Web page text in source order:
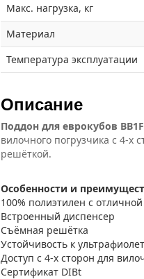
Макс. нагрузка, кг
Материал
Температура эксплуатации
Описание
Поддон для еврокубов
вилочного погрузчика с 4-х
решёткой.
Особенности и
100% полиэтилен с
Встроенный диспенсер
Съёмная решётка
Устойчивость к
Доступ с 4-х сторон для
Сертификат DIBt